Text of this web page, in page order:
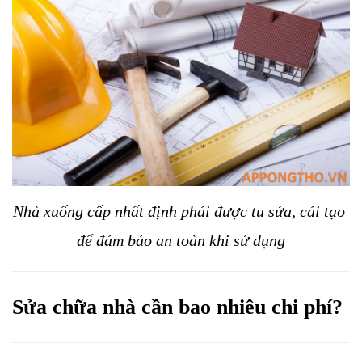
Nhà xuống cấp nhất định phải được tu sửa, cải tạo
để đảm bảo an toàn khi sử dụng
Sửa chữa nhà cần bao nhiêu chi phí?